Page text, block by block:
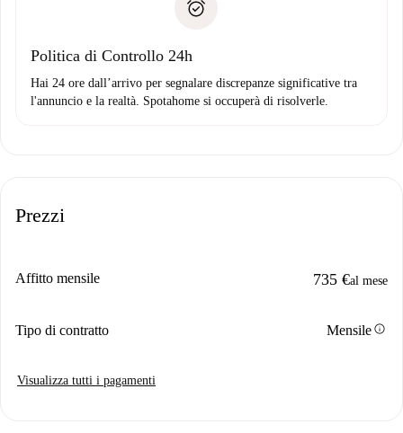
Domiciliazione del pagamento
solo se non segnali problemi.
Politica di Controllo 24h
Hai 24 ore dall’arrivo per segnalare discrepanze significative tra
l'annuncio e la realtà. Spotahome si occuperà di risolverle.
Prezzi
Affitto mensile 735 €al mese
Tipo di contratto Mensileinfo
Visualizza tutti i pagamenti